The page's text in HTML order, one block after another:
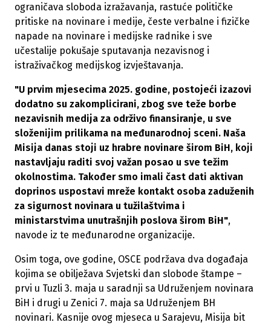
ograničava sloboda izražavanja, rastuće političke
pritiske na novinare i medije, česte verbalne i fizičke
napade na novinare i medijske radnike i sve
učestalije pokušaje sputavanja nezavisnog i
istraživačkog medijskog izvještavanja.
"U prvim mjesecima 2025. godine, postojeći izazovi
dodatno su zakomplicirani, zbog sve teže borbe
nezavisnih medija za održivo finansiranje, u sve
složenijim prilikama na međunarodnoj sceni. Naša
Misija danas stoji uz hrabre novinare širom BiH, koji
nastavljaju raditi svoj važan posao u sve težim
okolnostima. Također smo imali čast dati aktivan
doprinos uspostavi mreže kontakt osoba zaduženih
za sigurnost novinara u tužilaštvima i
ministarstvima unutrašnjih poslova širom BiH",
navode iz te međunarodne organizacije.
Osim toga, ove godine, OSCE podržava dva događaja
kojima se obilježava Svjetski dan slobode štampe –
prvi u Tuzli 3. maja u saradnji sa Udruženjem novinara
BiH i drugi u Zenici 7. maja sa Udruženjem BH
novinari. Kasnije ovog mjeseca u Sarajevu, Misija bit